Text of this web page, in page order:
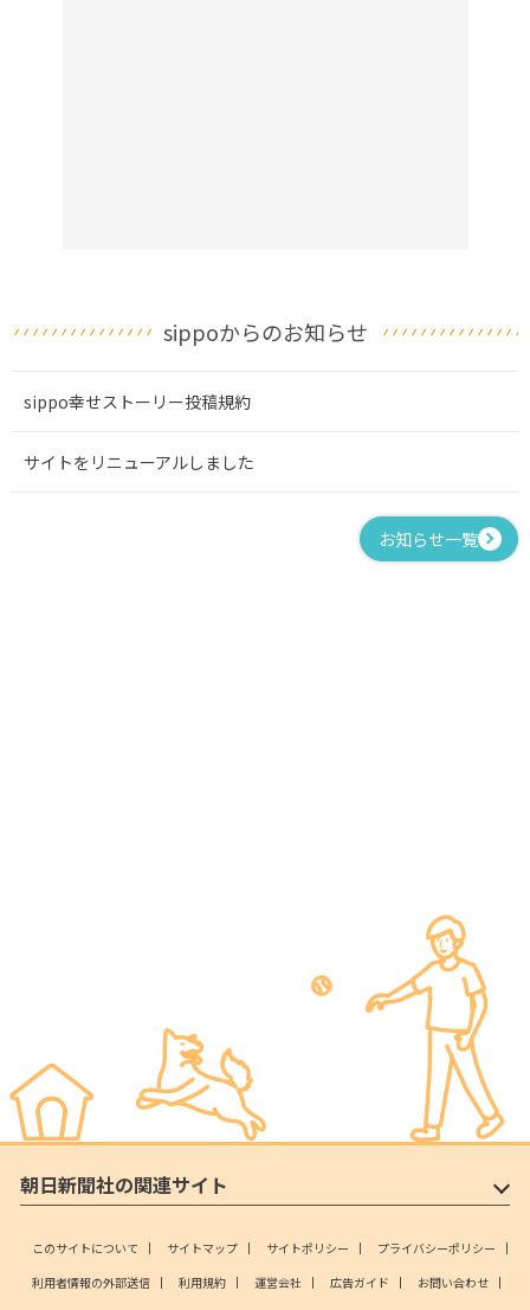
sippoからのお知らせ
sippo幸せストーリー投稿規約
サイトをリニューアルしました
お知らせ一覧
朝日新聞社の関連サイト
このサイトについて サイトマップ サイトポリシー
プライバシーポリシー
利用者情報の外部送信
利用規約 運営会社 広告ガイド
お問い合わせ